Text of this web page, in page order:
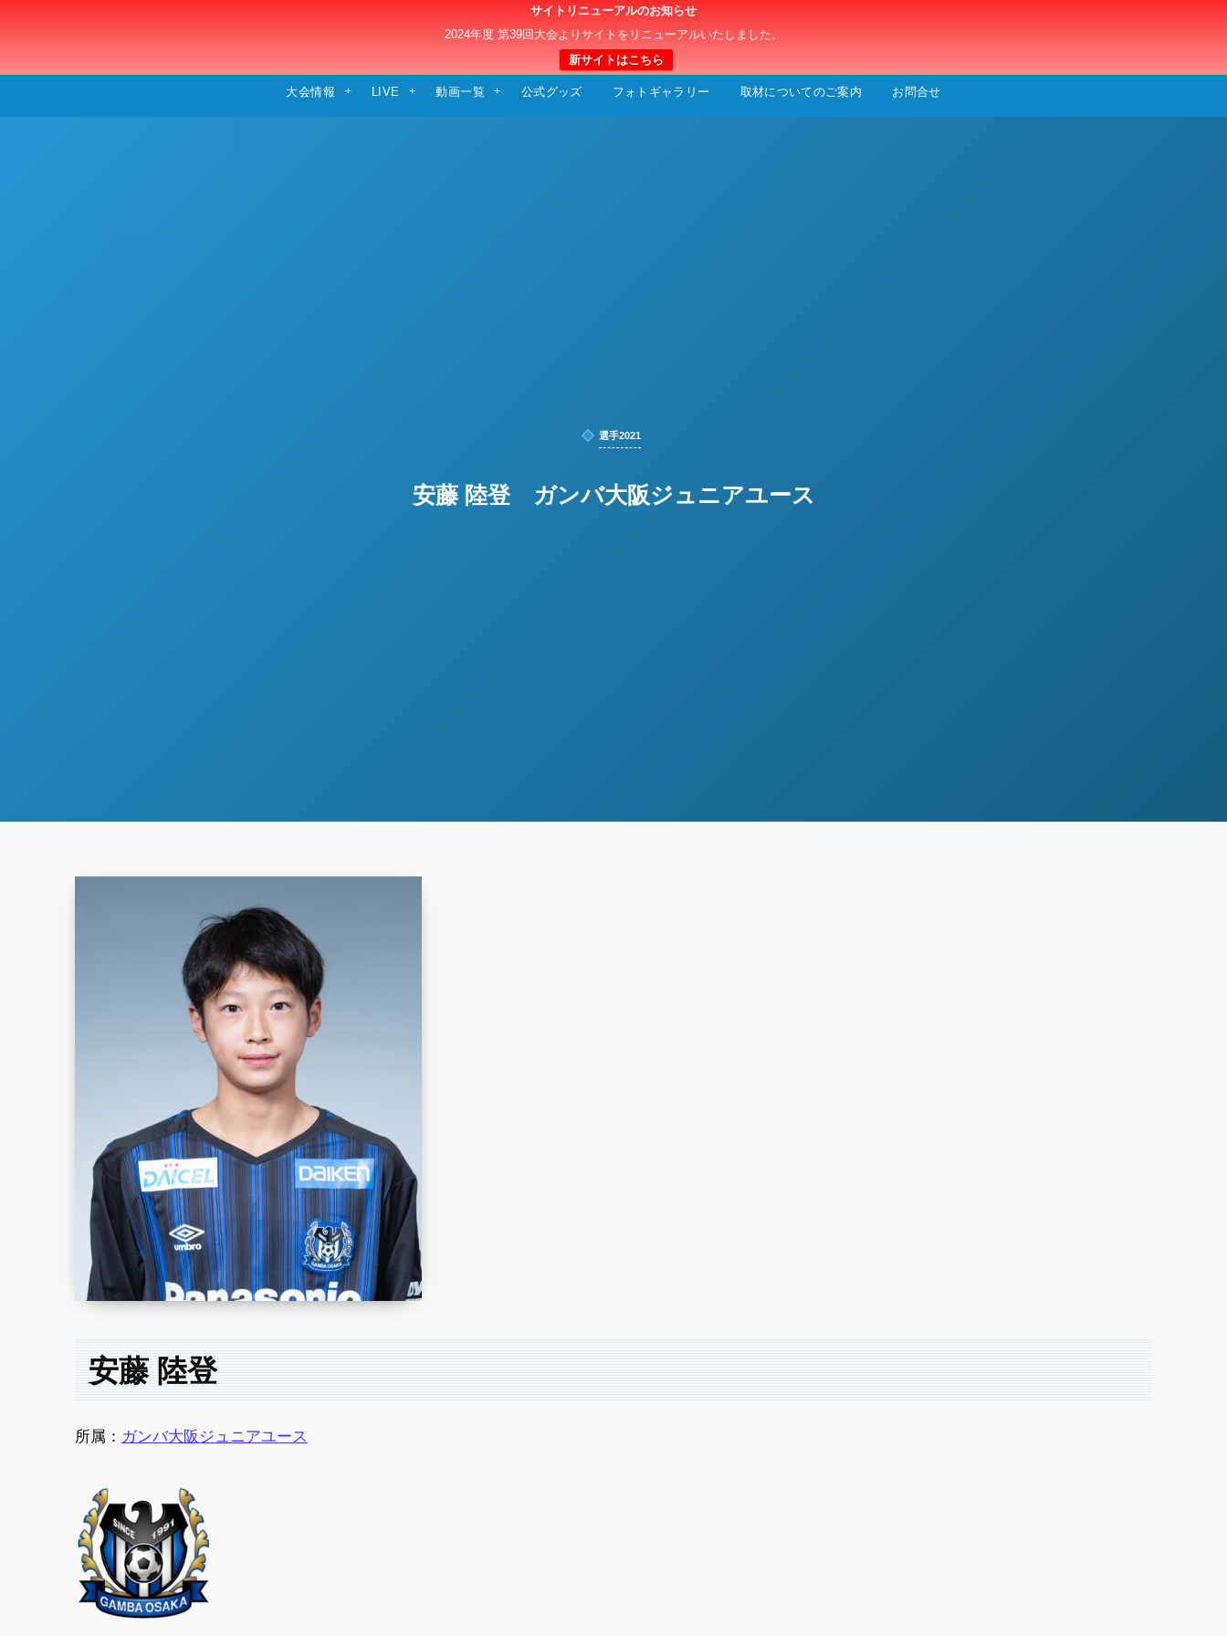
サイトリニューアルのお知らせ
2024年度 第39回大会よりサイトをリニューアルいたしました。
新サイトはこちら
日本クラブユースサッカー選手権（U-15）大会
大会情報 LIVE 動画一覧 公式グッズ フォトギャラリー 取材についてのご案内 お問合せ
選手2021
安藤 陸登 ガンバ大阪ジュニアユース
安藤 陸登
所属： ガンバ大阪ジュニアユース